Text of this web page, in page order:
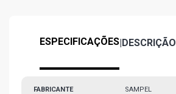
ESPECIFICAÇÕES|DESCRIÇÃO
FABRICANTE SAMPEL